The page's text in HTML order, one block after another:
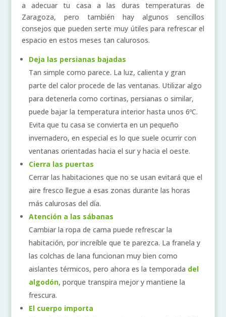
a adecuar tu casa a las duras temperaturas de
Zaragoza, pero también hay algunos sencillos
consejos que pueden serte muy útiles para refrescar el
espacio en estos meses tan calurosos.
Deja las persianas bajadas
Tan simple como parece. La luz, calienta y gran
parte del calor procede de las ventanas. Utilizar algo
para detenerla como cortinas, persianas o similar,
puede bajar la temperatura interior hasta unos 6ºC.
Evita que tu casa se convierta en un pequeño
invernadero, en especial es lo que suele ocurrir con
ventanas orientadas hacia el sur y hacia el oeste.
Cierra las puertas
Cerrar las habitaciones que no se usan evitará que el
aire fresco llegue a esas zonas durante las horas
más calurosas del día.
Atención a las sábanas
Cambiar la ropa de cama puede refrescar la
habitación, por increíble que te parezca. La franela y
las colchas de lana funcionan muy bien como
aislantes térmicos, pero ahora es la temporada del
algodón, porque transpira mejor y mantiene la
frescura.
El cuerpo importa